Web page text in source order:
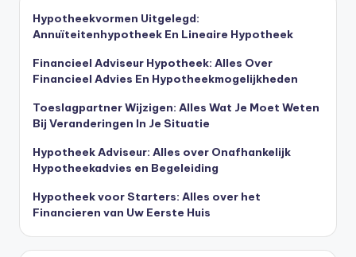
Hypotheekvormen Uitgelegd:
Annuïteitenhypotheek En Lineaire Hypotheek
Financieel Adviseur Hypotheek: Alles Over
Financieel Advies En Hypotheekmogelijkheden
Toeslagpartner Wijzigen: Alles Wat Je Moet Weten
Bij Veranderingen In Je Situatie
Hypotheek Adviseur: Alles over Onafhankelijk
Hypotheekadvies en Begeleiding
Hypotheek voor Starters: Alles over het
Financieren van Uw Eerste Huis